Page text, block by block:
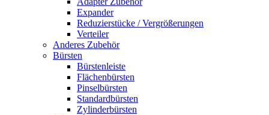
Expander
Reduzierstücke / Vergrößerungen
Verteiler
Anderes Zubehör
Bürsten
Bürstenleiste
Flächenbürsten
Pinselbürsten
Standardbürsten
Zylinderbürsten